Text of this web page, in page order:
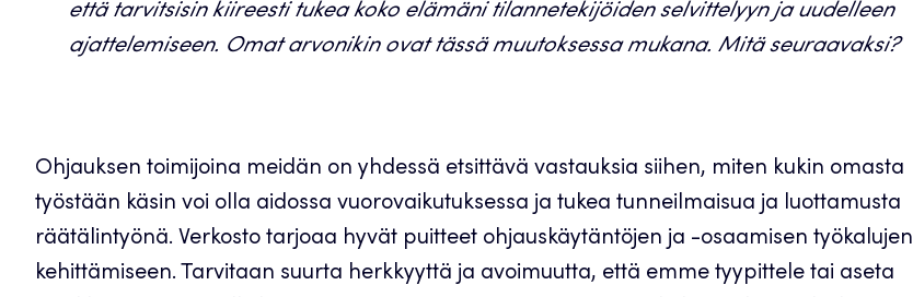
että tarvitsisin kiireesti tukea koko elämäni tilannetekijöiden selvittelyyn ja uudelleen
ajattelemiseen. Omat arvonikin ovat tässä muutoksessa mukana. Mitä seuraavaksi?
Ohjauksen toimijoina meidän on yhdessä etsittävä vastauksia siihen, miten kukin omasta
työstään käsin voi olla aidossa vuorovaikutuksessa ja tukea tunneilmaisua ja luottamusta
räätälintyönä. Verkosto tarjoaa hyvät puitteet ohjauskäytäntöjen ja -osaamisen työkalujen
kehittämiseen. Tarvitaan suurta herkkyyttä ja avoimuutta, että emme tyypittele tai aseta